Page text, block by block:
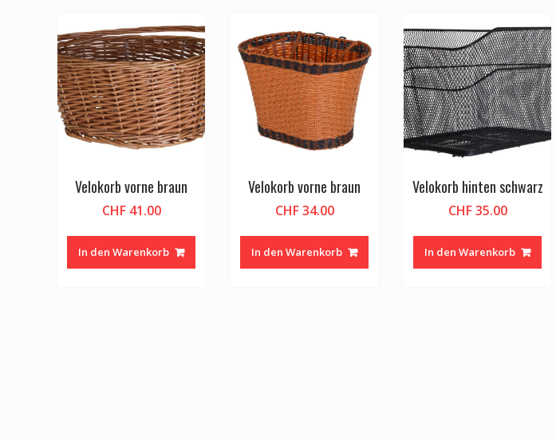
Velokorb vorne braun
CHF41.00
In den Warenkorb
Velokorb vorne braun
CHF34.00
In den Warenkorb
Velokorb hinten schwarz
CHF35.00
In den Warenkorb